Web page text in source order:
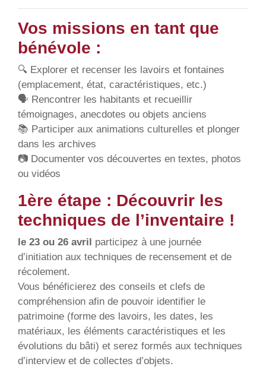
Vos missions en tant que
bénévole :
🔍 Explorer et recenser les lavoirs et fontaines
(emplacement, état, caractéristiques, etc.)
🗣 Rencontrer les habitants et recueillir
témoignages, anecdotes ou objets anciens
📚 Participer aux animations culturelles et plonger
dans les archives
📷 Documenter vos découvertes en textes, photos
ou vidéos
1ère étape : Découvrir les
techniques de l’inventaire !
le 23 ou 26 avril participez à une journée
d’initiation aux techniques de recensement et de
récolement.
Vous bénéficierez des conseils et clefs de
compréhension afin de pouvoir identifier le
patrimoine (forme des lavoirs, les dates, les
matériaux, les éléments caractéristiques et les
évolutions du bâti) et serez formés aux techniques
d’interview et de collectes d’objets.